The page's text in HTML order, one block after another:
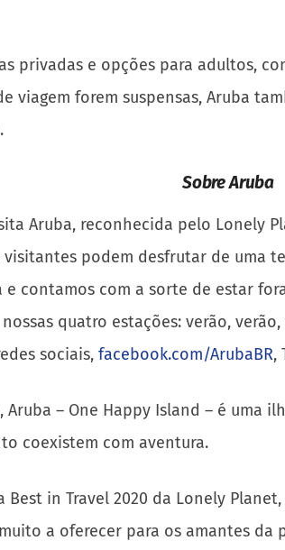
privadas e opções para adultos,
viagem forem suspensas, Aruba
Sobre Aruba
Aruba, reconhecida pelo Lonely
podem desfrutar de uma
contamos com a sorte de estar
quatro estações: verão,
sociais, facebook.com/ArubaBR,
– One Happy Island – é
coexistem com aventura.
in Travel 2020 da Lonely
a oferecer para os amantes